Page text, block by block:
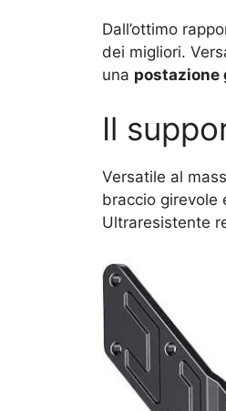
Dall’ottimo
dei migliori.
una postazione
Il
Versatile al
braccio girevole
Ultraresistente